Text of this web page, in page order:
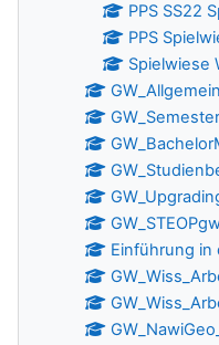
PPS SS22
PPS
Spielwiese
Einführung in